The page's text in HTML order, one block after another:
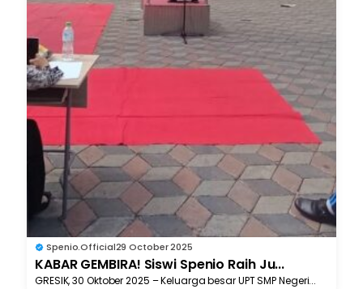
Spenio.official29 October 2025
KABAR GEMBIRA! Siswi Spenio Raih Ju...
GRESIK, 30 Oktober 2025 – Keluarga besar UPT SMP Negeri...